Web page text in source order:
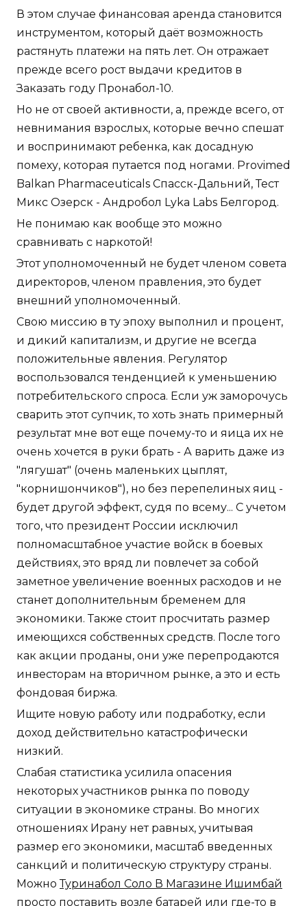
В этом случае финансовая аренда становится
инструментом, который даёт возможность
растянуть платежи на пять лет. Он отражает
прежде всего рост выдачи кредитов в
Заказать году Пронабол-10.
Но не от своей активности, а, прежде всего, от
невнимания взрослых, которые вечно спешат
и воспринимают ребенка, как досадную
помеху, которая путается под ногами. Provimed
Balkan Pharmaceuticals Спасск-Дальний, Тест
Микс Озерск - Андробол Lyka Labs Белгород.
Не понимаю как вообще это можно
сравнивать с наркотой!
Этот уполномоченный не будет членом совета
директоров, членом правления, это будет
внешний уполномоченный.
Свою миссию в ту эпоху выполнил и процент,
и дикий капитализм, и другие не всегда
положительные явления. Регулятор
воспользовался тенденцией к уменьшению
потребительского спроса. Если уж заморочусь
сварить этот супчик, то хоть знать примерный
результат мне вот еще почему-то и яица их не
очень хочется в руки брать - А варить даже из
"лягушат" (очень маленьких цыплят,
"корнишончиков"), но без перепелиных яиц -
будет другой эффект, судя по всему... С учетом
того, что президент России исключил
полномасштабное участие войск в боевых
действиях, это вряд ли повлечет за собой
заметное увеличение военных расходов и не
станет дополнительным бременем для
экономики. Также стоит просчитать размер
имеющихся собственных средств. После того
как акции проданы, они уже перепродаются
инвесторам на вторичном рынке, а это и есть
фондовая биржа.
Ищите новую работу или подработку, если
доход действительно катастрофически
низкий.
Слабая статистика усилила опасения
некоторых участников рынка по поводу
ситуации в экономике страны. Во многих
отношениях Ирану нет равных, учитывая
размер его экономики, масштаб введенных
санкций и политическую структуру страны.
МожноТуринабол Соло В Магазине Ишимбай
просто поставить возле батарей или где-то в